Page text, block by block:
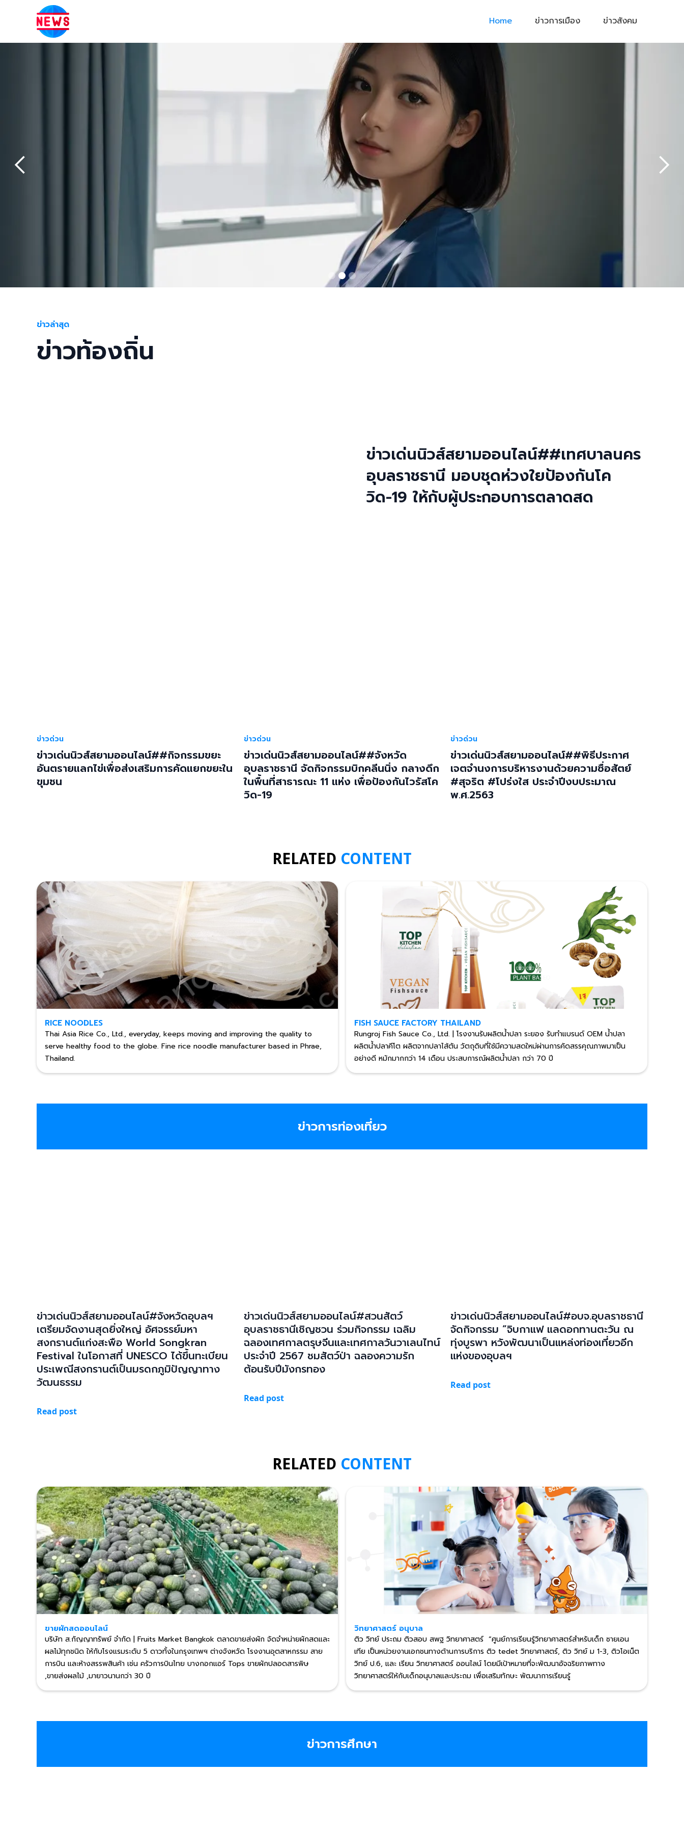
Home ข่าวการเมือง ข่าวสังคม
แพทย์ พัฒนาอาสาสมัครมูลนิธิป่อเต็กตึ๊ง ช่วยเหลือผู้เจ็บป่วยฉุกเฉิน อย่างมีประสิทธิภาพตาม
มาตรฐาน ลดความสูญเสียจากการเสียชีวิตและพิการ
ข่าวล่าสุด
ข่าวท้องถิ่น
ข่าวเด่นนิวส์สยามออนไลน์##เทศบาลนคร
อุบลราชธานี มอบชุดห่วงใยป้องกันโค
วิด-19 ให้กับผู้ประกอบการตลาดสด
ข่าวด่วน
ข่าวเด่นนิวส์สยามออนไลน์##กิจกรรมขยะ
อันตรายแลกไข่เพื่อส่งเสริมการคัดแยกขยะใน
ขุมชน
ข่าวด่วน
ข่าวเด่นนิวส์สยามออนไลน์##จังหวัด
อุบลราชธานี จัดกิจกรรมบิกคลีนนิ่ง กลางดึก
ในพื้นที่สาธารณะ 11 แห่ง เพื่อป้องกันไวรัสโค
วิด-19
ข่าวด่วน
ข่าวเด่นนิวส์สยามออนไลน์##พิธีประกาศ
เจตจำนงการบริหารงานด้วยความซื่อสัตย์
#สุจริต #โปร่งใส ประจำปีงบประมาณ
พ.ศ.2563
RELATED CONTENT
RICE NOODLES
Thai Asia Rice Co., Ltd., everyday, keeps moving and improving the quality to
serve healthy food to the globe.​ Fine rice noodle manufacturer based in Phrae,
Thailand.​
FISH SAUCE FACTORY THAILAND
Rungroj Fish Sauce Co., Ltd. | โรงงานรับผลิตน้ำปลา ระยอง รับทำแบรนด์ OEM น้ำปลา
ผลิตน้ำปลาคีโต ผลิตจากปลาไส้ตัน วัตถุดิบที่ใช้มีความสดใหม่ผ่านการคัดสรรคุณภาพมาเป็น
อย่างดี หมักมากกว่า 14 เดือน ประสบการณ์ผลิตน้ำปลา กว่า 70 ปี
ข่าวการท่องเที่ยว
ข่าวเด่นนิวส์สยามออนไลน์#จังหวัดอุบลฯ
เตรียมจัดงานสุดยิ่งใหญ่ อัศจรรย์มหา
สงกรานต์แก่งสะพือ World Songkran
Festival ในโอกาสที่ UNESCO ได้ขึ้นทะเบียน
ประเพณีสงกรานต์เป็นมรดกภูมิปัญญาทาง
วัฒนธรรม
Read post
ข่าวเด่นนิวส์สยามออนไลน์#สวนสัตว์
อุบลราชธานีเชิญชวน ร่วมกิจกรรม เฉลิม
ฉลองเทศกาลตรุษจีนและเทศกาลวันวาเลนไทน์
ประจำปี 2567 ชมสัตว์ป่า ฉลองความรัก
ต้อนรับปีมังกรทอง
Read post
ข่าวเด่นนิวส์สยามออนไลน์#อบจ.อุบลราชธานี
จัดกิจกรรม “จิบกาแฟ แลดอกทานตะวัน ณ
ทุ่งบูรพา หวังพัฒนาเป็นแหล่งท่องเที่ยวอีก
แห่งของอุบลฯ
Read post
RELATED CONTENT
ขายผักสดออนไลน์
บริษัท ส.กัญญาทรัพย์ จำกัด | Fruits Market Bangkok ตลาดขายส่งผัก จัดจำหน่ายผักสดและ
ผลไม้ทุกชนิด ให้กับโรงแรมระดับ 5 ดาวทั้งในกรุงเทพฯ ต่างจังหวัด โรงงานอุตสาหกรรม สาย
การบิน และห้างสรรพสินค้า เช่น ครัวการบินไทย บางกอกแอร์ Tops ขายผักปลอดสารพิษ
,ขายส่งผลไม้ ,มายาวนานกว่า 30 ปี
วิทยาศาสตร์ อนุบาล
ติว วิทย์ ประถม ติวสอบ สพฐ วิทยาศาสตร์ “ศูนย์การเรียนรู้วิทยาศาสตร์สำหรับเด็ก ซายเอน
เทีย เป็นหน่วยงานเอกชนทางด้านการบริการ ติว tedet วิทยาศาสตร์, ติว วิทย์ ม 1-3, ติวโอเน็ต
วิทย์ ป.6, และ เรียน วิทยาศาสตร์ ออนไลน์ โดยมีเป้าหมายที่จะพัฒนาอัจฉริยภาพทาง
วิทยาศาสตร์ให้กับเด็กอนุบาลและประถม เพื่อเสริมทักษะ พัฒนาการเรียนรู้
ข่าวการศึกษา